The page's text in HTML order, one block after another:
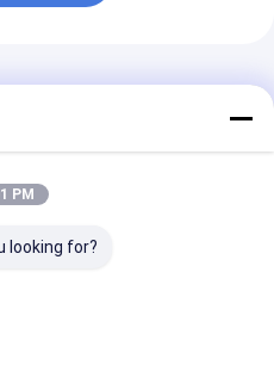
PM
looking for?